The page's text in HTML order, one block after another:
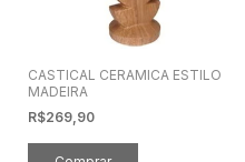
CASTICAL CERAMICA ESTILO
MADEIRA
R$269,90